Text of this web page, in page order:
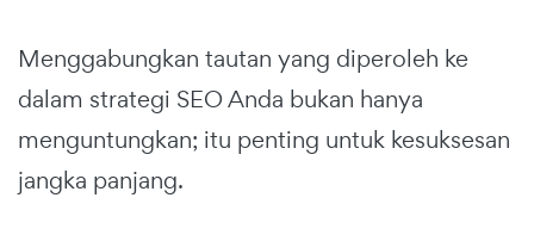
Menggabungkan tautan yang diperoleh ke
dalam strategi SEO Anda bukan hanya
menguntungkan; itu penting untuk kesuksesan
jangka panjang.